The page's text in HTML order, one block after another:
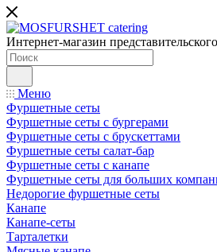
Интернет-магазин
Меню
Фуршетные сеты
Фуршетные сеты с бургерами
Фуршетные сеты с брускеттами
Фуршетные сеты салат-бар
Фуршетные сеты с канапе
Фуршетные сеты для больших
Недорогие фуршетные сеты
Канапе
Канапе-сеты
Тарталетки